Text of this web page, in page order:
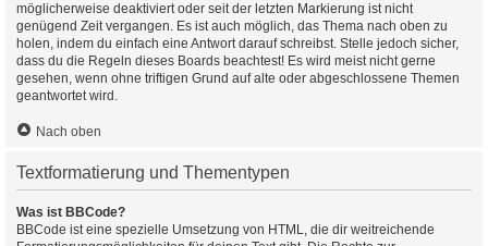
möglicherweise deaktiviert oder seit der letzten Markierung ist nicht
genügend Zeit vergangen. Es ist auch möglich, das Thema nach oben zu
holen, indem du einfach eine Antwort darauf schreibst. Stelle jedoch sicher,
dass du die Regeln dieses Boards beachtest! Es wird meist nicht gerne
gesehen, wenn ohne triftigen Grund auf alte oder abgeschlossene Themen
geantwortet wird.
Nach oben
Textformatierung und Thementypen
Was ist BBCode?
BBCode ist eine spezielle Umsetzung von HTML, die dir weitreichende